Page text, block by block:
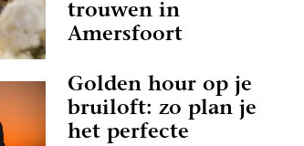
trouwen in
Amersfoort
Golden hour op je
bruiloft: zo plan je
het perfecte